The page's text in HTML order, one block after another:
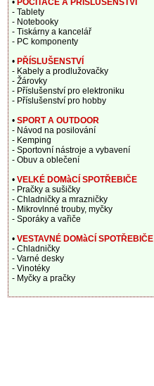
• POČÍTAČE A PŘÍSLUŠENSTVÍ
- Tablety
- Notebooky
- Tiskárny a kancelář
- PC komponenty
• PŘÍSLUŠENSTVÍ
- Kabely a prodlužovačky
- Žárovky
- Příslušenství pro elektroniku
- Příslušenství pro hobby
• SPORT A OUTDOOR
- Návod na posilování
- Kemping
- Sportovní nástroje a vybavení
- Obuv a oblečení
• VELKÉ DOMàCÍ SPOTŘEBIČE
- Pračky a sušičky
- Chladničky a mrazničky
- Mikrovlnné trouby, myčky
- Sporáky a vařiče
• VESTAVNÉ DOMàCÍ SPOTŘEBIČE
- Chladničky
- Varné desky
- Vinotéky
- Myčky a pračky